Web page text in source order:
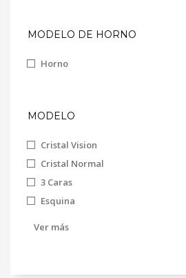
MODELO DE HORNO
Horno
MODELO
Cristal Vision
Cristal Normal
3 Caras
Esquina
Ver más